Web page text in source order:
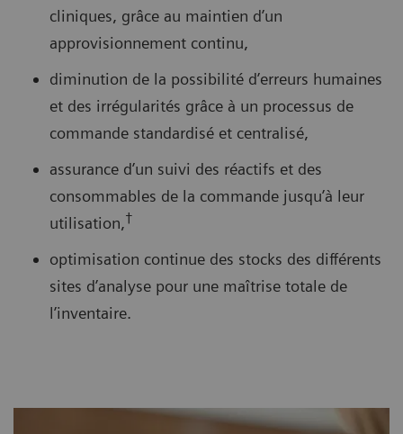
cliniques, grâce au maintien d’un
approvisionnement continu,
diminution de la possibilité d’erreurs humaines
et des irrégularités grâce à un processus de
commande standardisé et centralisé,
assurance d’un suivi des réactifs et des
consommables de la commande jusqu’à leur
utilisation,†
optimisation continue des stocks des différents
sites d’analyse pour une maîtrise totale de
l’inventaire.